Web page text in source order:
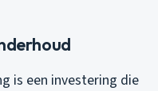
is een investering die